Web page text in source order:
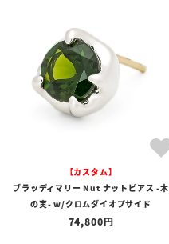
【カスタム】
ブラッディマリー Nut ナットピアス -木
の実- w/クロムダイオプサイド
74,800